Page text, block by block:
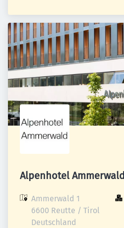
Alpenhotel Ammerwald
Ammerwald 1
6600 Reutte / Tirol
Deutschland